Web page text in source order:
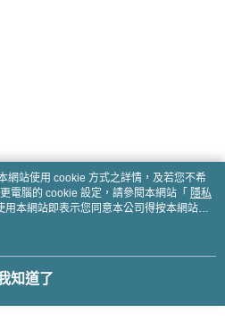
網站使用 cookie 方式之詳情，及若您不希
電腦的 cookie 設定，請參閱本網站「 隱私
用本網站即表示您同意本公司得按本網站使
知道了